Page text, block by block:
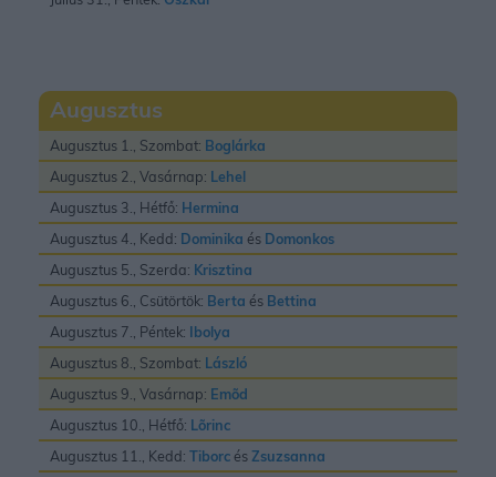
Augusztus
Augusztus 1., Szombat: Boglárka
Augusztus 2., Vasárnap: Lehel
Augusztus 3., Hétfő: Hermina
Augusztus 4., Kedd: Dominika és Domonkos
Augusztus 5., Szerda: Krisztina
Augusztus 6., Csütörtök: Berta és Bettina
Augusztus 7., Péntek: Ibolya
Augusztus 8., Szombat: László
Augusztus 9., Vasárnap: Emõd
Augusztus 10., Hétfő: Lõrinc
Augusztus 11., Kedd: Tiborc ésZsuzsanna